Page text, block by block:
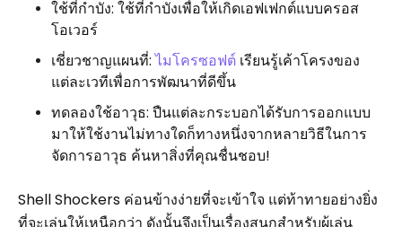
ใช้ที่กำบัง: ใช้ที่กำบังเพื่อให้เกิดเอฟเฟกต์แบบครอส
โอเวอร์
เชี่ยวชาญแผนที่:ไมโครซอฟต์ เรียนรู้เค้าโครงของ
แต่ละเวทีเพื่อการพัฒนาที่ดีขึ้น
ทดลองใช้อาวุธ: ปืนแต่ละกระบอกได้รับการออกแบบ
มาให้ใช้งานไม่ทางใดก็ทางหนึ่งจากหลายวิธีในการ
จัดการอาวุธ ค้นหาสิ่งที่คุณชื่นชอบ!
Shell Shockers ค่อนข้างง่ายที่จะเข้าใจ แต่ท้าทายอย่างยิ่ง
ที่จะเล่นให้เหนือกว่า ดังนั้นจึงเป็นเรื่องสนุกสำหรับผู้เล่น